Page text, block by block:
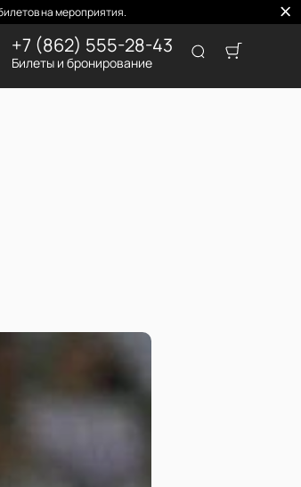
на мероприятия.
+7 (862) 555-28-43
Билеты и бронирование